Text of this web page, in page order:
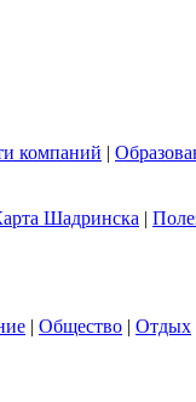
компаний |
Шадринска |
| Общество | Отдых